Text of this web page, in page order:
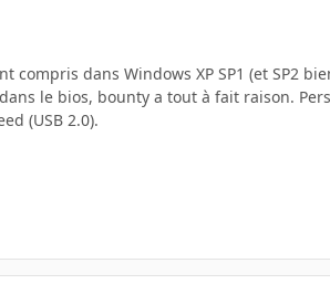
compris dans Windows XP SP1 (et SP2
le bios, bounty a tout à fait raison.
(USB 2.0).